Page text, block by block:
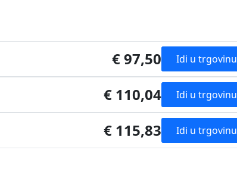
€ 97,50 Idi u trgovinu
€ 110,04 Idi u trgovinu
€ 115,83 Idi u trgovinu